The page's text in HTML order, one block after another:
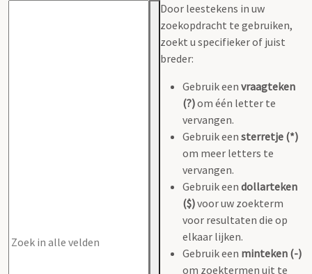
Door leestekens in uw
zoekopdracht te gebruiken,
zoekt u specifieker of juist
breder:
Gebruik een vraagteken
(?)om één letter te
vervangen.
Gebruik een sterretje (*)
om meer letters te
vervangen.
Gebruik een dollarteken
($)voor uw zoekterm
voor resultaten die op
elkaar lijken.
Gebruik een minteken (-)
om zoektermen uit te